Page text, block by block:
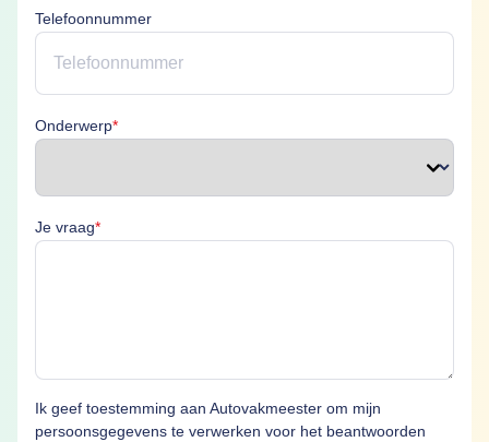
Telefoonnummer
Onderwerp*Onderwerp is verplicht
Je vraag*Je vraag is verplicht
Ik geef toestemming aan Autovakmeester om mijn
persoonsgegevens te verwerken voor het beantwoorden